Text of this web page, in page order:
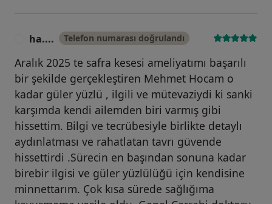
ha.... Telefon numarası doğrulandı
Aralık 2025 te safra kesesi ameliyatımı başarılı
bir şekilde gerçekleştiren Mehmet Hocam o
kadar güler yüzlü , ilgili ve mütevaziydi ki sanki
karşımda kendi ailemden biri varmış gibi
hissettim. Bilgi ve tecrübesiyle birlikte detaylı
aydınlatması ve rahatlatan tavrı güvende
hissettirdi .Sürecin en başından sonuna kadar
birebir ilgisi ve güler yüzlülüğü için kendisine
minnettarım. Çok kısa sürede sağlığıma